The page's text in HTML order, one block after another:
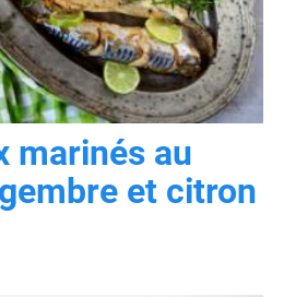
marinés au
et citron